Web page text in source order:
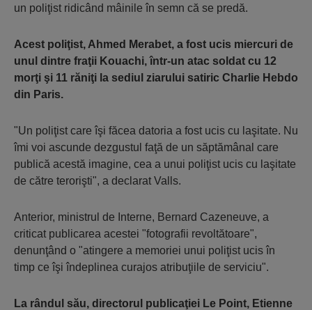
un poliţist ridicând mâinile în semn că se predă.
Acest poliţist, Ahmed Merabet, a fost ucis miercuri de
unul dintre fraţii Kouachi, într-un atac soldat cu 12
morţi şi 11 răniţi la sediul ziarului satiric Charlie Hebdo
din Paris.
"Un poliţist care îşi făcea datoria a fost ucis cu laşitate. Nu
îmi voi ascunde dezgustul faţă de un săptămânal care
publică acestă imagine, cea a unui poliţist ucis cu laşitate
de către terorişti", a declarat Valls.
Anterior, ministrul de Interne, Bernard Cazeneuve, a
criticat publicarea acestei "fotografii revoltătoare",
denunţând o "atingere a memoriei unui poliţist ucis în
timp ce îşi îndeplinea curajos atribuţiile de serviciu".
La rândul său, directorul publicaţiei Le Point, Etienne